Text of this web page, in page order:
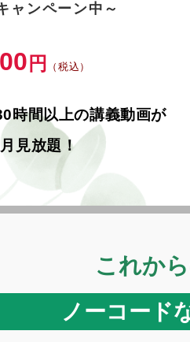
ャンペーン中～
円 （税込）
時間以上の講義動画が
見放題！
これか
ノーコード